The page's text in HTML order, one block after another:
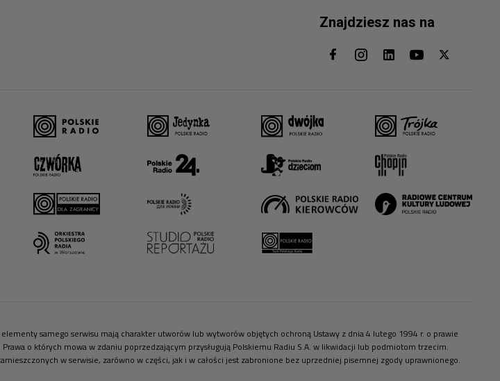
Znajdziesz nas na
samego serwisu mają charakter utworów lub wytworów objętych ochroną Ustawy z dnia 4 lutego 1994 r. o prawie
o których mowa w zdaniu poprzedzającym przysługują Polskiemu Radiu S.A. w likwidacji lub podmiotom trzecim.
w serwisie, zarówno w części, jak i w całości jest zabronione bez uprzedniej pisemnej zgody uprawnionego.